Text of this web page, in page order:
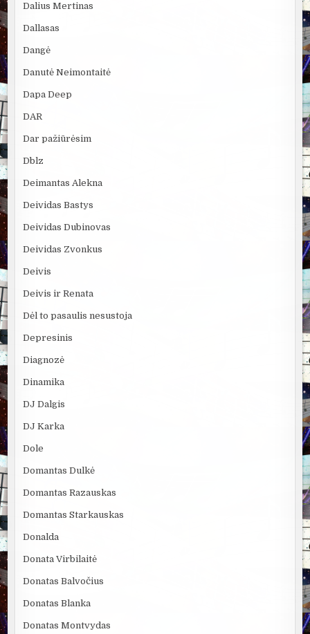
Dalius Mertinas
Dallasas
Dangė
Danutė Neimontaitė
Dapa Deep
DAR
Dar pažiūrėsim
Dblz
Deimantas Alekna
Deividas Bastys
Deividas Dubinovas
Deividas Zvonkus
Deivis
Deivis ir Renata
Dėl to pasaulis nesustoja
Depresinis
Diagnozė
Dinamika
DJ Dalgis
DJ Karka
Dole
Domantas Dulkė
Domantas Razauskas
Domantas Starkauskas
Donalda
Donata Virbilaitė
Donatas Balvočius
Donatas Blanka
Donatas Montvydas